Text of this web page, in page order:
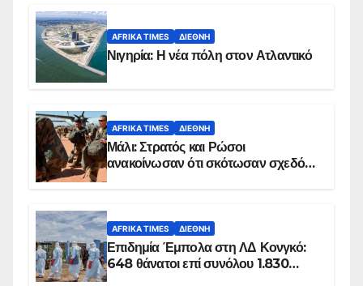
AFRIKA TIMES ΔΙΕΘΝΉ
Νιγηρία: Η νέα πόλη στον Ατλαντικό
AFRIKA TIMES ΔΙΕΘΝΉ
Μάλι: Στρατός και Ρώσοι
ανακοίνωσαν ότι σκότωσαν σχεδόν
AFRIKA TIMES ΔΙΕΘΝΉ
Επιδημία Έμπολα στη ΛΔ Κονγκό:
648 θάνατοι επί συνόλου 1.830